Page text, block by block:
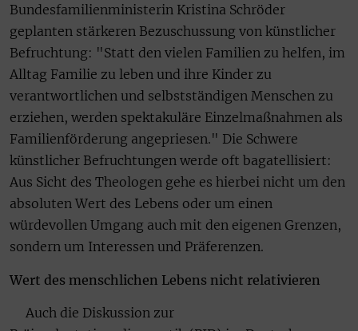
Bundesfamilienministerin Kristina Schröder
geplanten stärkeren Bezuschussung von künstlicher
Befruchtung: "Statt den vielen Familien zu helfen, im
Alltag Familie zu leben und ihre Kinder zu
verantwortlichen und selbstständigen Menschen zu
erziehen, werden spektakuläre Einzelmaßnahmen als
Familienförderung angepriesen." Die Schwere
künstlicher Befruchtungen werde oft bagatellisiert:
Aus Sicht des Theologen gehe es hierbei nicht um den
absoluten Wert des Lebens oder um einen
würdevollen Umgang auch mit den eigenen Grenzen,
sondern um Interessen und Präferenzen.
Wert des menschlichen Lebens nicht relativieren
Auch die Diskussion zur